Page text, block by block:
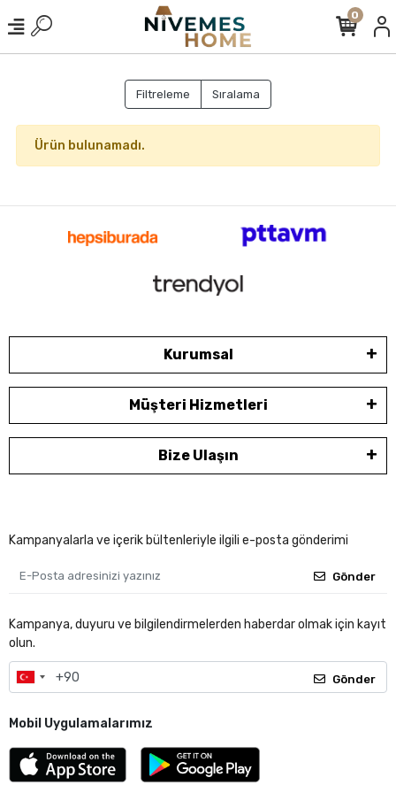
0
Filtreleme Sıralama
Ürün bulunamadı.
Kurumsal
Müşteri Hizmetleri
Bize Ulaşın
Kampanyalarla ve içerik bültenleriyle ilgili e-posta gönderimi
Gönder
Kampanya, duyuru ve bilgilendirmelerden haberdar olmak için kayıt
olun.
Gönder
Mobil Uygulamalarımız